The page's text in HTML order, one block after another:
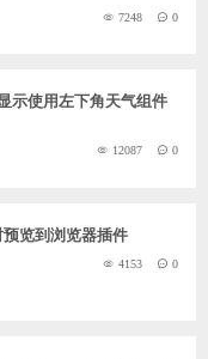
7248 0
示使用左下角天气组件
12087 0
预览到浏览器插件
4153 0